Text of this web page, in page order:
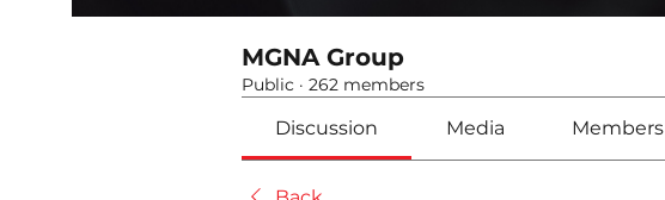
MGNA Group
Public · 262 members
Discussion Media Members